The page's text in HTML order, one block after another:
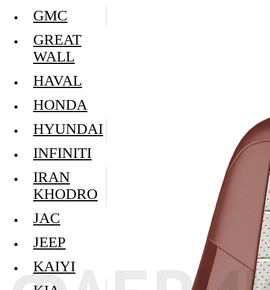
GMC
GREAT
WALL
HAVAL
HONDA
HYUNDAI
INFINITI
IRAN
KHODRO
JAC
JEEP
KAIYI